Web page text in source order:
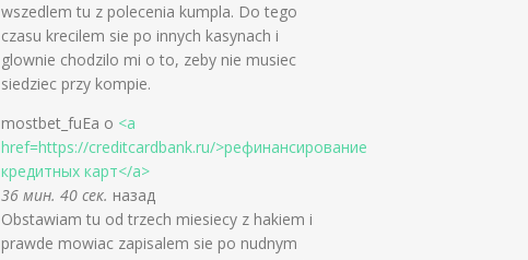
wszedlem tu z polecenia kumpla. Do tego
czasu krecilem sie po innych kasynach i
glownie chodzilo mi o to, zeby nie musiec
siedziec przy kompie.
mostbet_fuEa о <a
href=https://creditcardbank.ru/>рефинансирование
кредитных карт</a>
36 мин. 40 сек. назад
Obstawiam tu od trzech miesiecy z hakiem i
prawde mowiac zapisalem sie po nudnym